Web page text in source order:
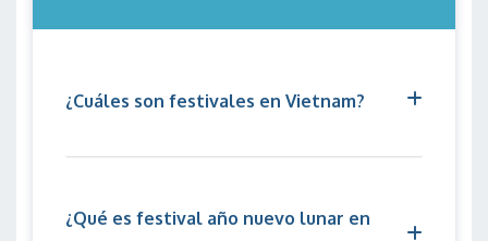
¿Cuáles son festivales en Vietnam?
¿Qué es festival año nuevo lunar en